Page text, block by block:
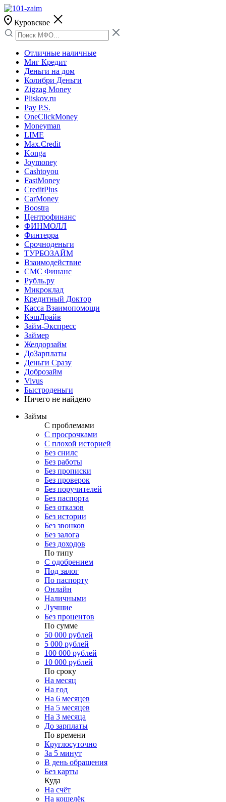
Куровское
Отличные наличные
Миг Кредит
Деньги на дом
Колибри Деньги
Zigzag Money
Pliskov.ru
Pay P.S.
OneClickMoney
Moneyman
LIME
Max.Credit
Konga
Joymoney
Cashtoyou
FastMoney
CreditPlus
CarMoney
Boostra
Центрофинанс
ФИНМОЛЛ
Финтерра
Срочноденьги
ТУРБОЗАЙМ
Взаимодействие
СМС Финанс
Рубль.ру
Микроклад
Кредитный Доктор
Касса Взаимопомощи
КэшДрайв
Займ-Экспресс
Займер
Желдорзайм
ДоЗарплаты
Деньги Сразу
Доброзайм
Vivus
Быстроденьги
Ничего не найдено
Займы
С проблемами
С просрочками
С плохой историей
Без снилс
Без работы
Без прописки
Без проверок
Без поручителей
Без паспорта
Без отказов
Без истории
Без звонков
Без залога
Без доходов
По типу
С одобрением
Под залог
По паспорту
Онлайн
Наличными
Лучшие
Без процентов
По сумме
50 000 рублей
5 000 рублей
100 000 рублей
10 000 рублей
По сроку
На месяц
На год
На 6 месяцев
На 5 месяцев
На 3 месяца
До зарплаты
По времени
Круглосуточно
За 5 минут
В день обращения
Без карты
Куда
На счёт
На кошелёк